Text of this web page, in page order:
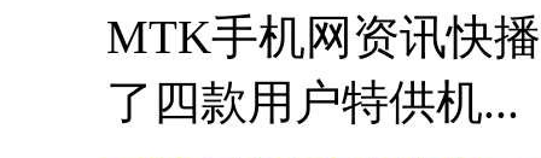
MTK手机网资讯快
了四款用户特供机...